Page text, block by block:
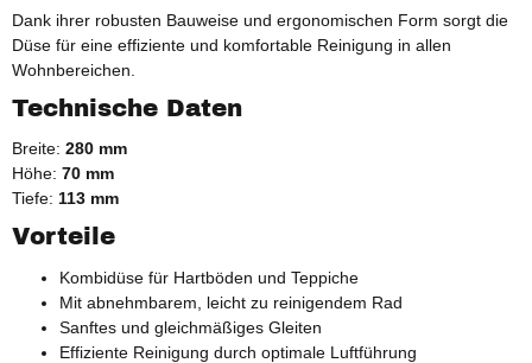
Dank ihrer robusten Bauweise und ergonomischen Form sorgt die
Düse für eine effiziente und komfortable Reinigung in allen
Wohnbereichen.
Technische Daten
Breite: 280 mm
Höhe: 70 mm
Tiefe: 113 mm
Vorteile
Kombidüse für Hartböden und Teppiche
Mit abnehmbarem, leicht zu reinigendem Rad
Sanftes und gleichmäßiges Gleiten
Effiziente Reinigung durch optimale Luftführung